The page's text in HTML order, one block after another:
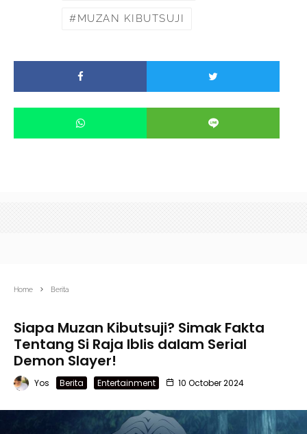
MUZAN KIBUTSUJI
Home Berita
Siapa Muzan Kibutsuji? Simak Fakta
Tentang Si Raja Iblis dalam Serial
Demon Slayer!
Yos Berita Entertainment 10 October 2024